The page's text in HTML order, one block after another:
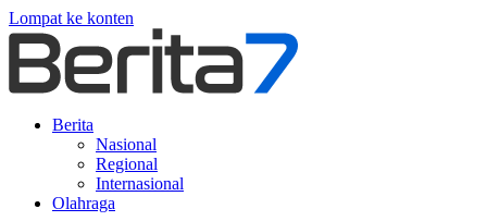
Lompat ke konten
Berita
Nasional
Regional
Internasional
Olahraga